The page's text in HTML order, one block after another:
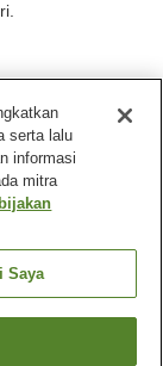
bisa merokok
serta lalu
informasi
mitra
Saya